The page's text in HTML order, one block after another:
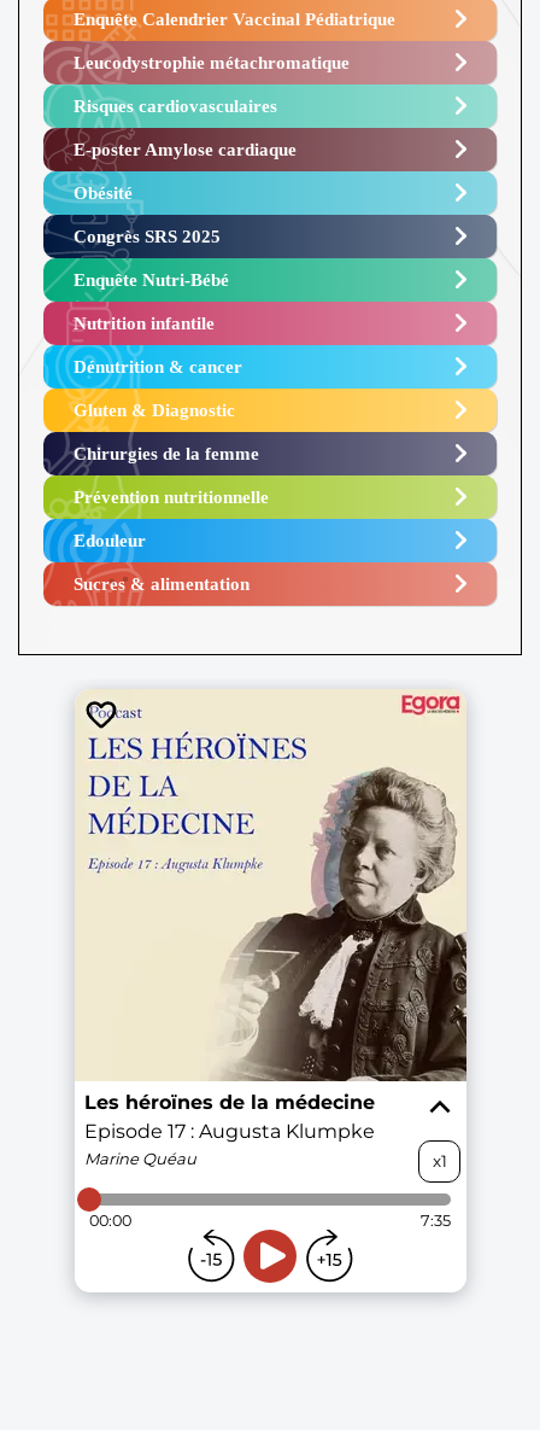
Enquête Calendrier Vaccinal Pédiatrique
Leucodystrophie métachromatique
Risques cardiovasculaires
E-poster Amylose cardiaque ​
Obésité ​
Congrès SRS 2025 ​
Enquête Nutri-Bébé ​
Nutrition infantile
Dénutrition & cancer
Gluten & Diagnostic
Chirurgies de la femme
Prévention nutritionnelle
Edouleur​
Sucres & alimentation​